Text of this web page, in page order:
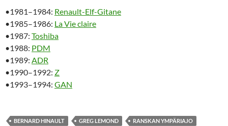
•1981–1984: Renault-Elf-Gitane
•1985–1986: La Vie claire
•1987: Toshiba
•1988: PDM
•1989: ADR
•1990–1992: Z
•1993–1994: GAN
BERNARD HINAULT GREG LEMOND
RANSKAN YMPÄRIAJO